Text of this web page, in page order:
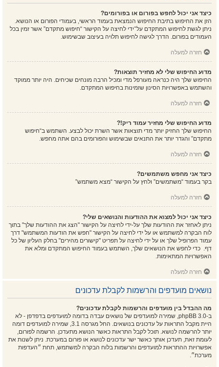
כיצד אני יכול לחפש בפורום או בפורומים?
הזן את החיפוש בתיבת החיפוש הנמצאת בעמוד הראשי, בעמודי הפורום או הנושא.
ניתן לגשת לחיפוש המתקדם על־ידי לחיצה על הקישור “חיפוש מתקדם” אשר זמין בכל
העמודים בפורום. הדרך לגישה לחיפוש תלויה בעיצוב שבשימוש.
חזרה למעלה
מדוע החיפוש שלי לא מחזיר תוצאות?
החיפוש שלך היה כנראה מעורפל מדי ומכיל הרבה מונחים שכיחים. היה יותר ממוקד
והשתמש באפשרויות הסינון שזמינות בחיפוש המתקדם.
חזרה למעלה
מדוע החיפוש שלי מחזיר עמוד ריק!?
החיפוש שלך החזיק יותר מדי תוצאות אשר השרת יכול לבצע. השתמש ב“חיפוש
מתקדם” והגדר יותר את התנאים שבשימוש והפורומים בהם אתה מחפש.
חזרה למעלה
כיצד אני מחפש משתמשים?
בקר בעמוד “משתמשים” ולחץ על הקישור “מצא משתמש”
חזרה למעלה
כיצד אני יכול למצוא את ההודעות והנושאים שלי?
ניתן לאחזר את ההודעות שלך על-ידי לחיצה על הקישור "הצג את ההודעות שלך" בתוך
לוח הבקרה למשתמש או על ידי לחיצה על הקישור "חפש את הודעות המשתמש" דרך
עמוד הפרופיל שלך או על ידי לחיצה על תפריט "קישורים מהירים" בחלק העליון של כל
דף. כדי לחפש את הנושאים שלך, השתמש בעמוד החיפוש המתקדם ומלא את
האפשרויות המתאימות.
חזרה למעלה
נושאים מועדפים והרשמות לקבלת עדכונים
מה ההבדל בין מועדפים והרשמות לקבלת עדכונים?
ב-phpBB 3.0, שמירה למועדפים של נושאים עבדה בדומה למועדפים בדפדפן - לא
היית מקבל התראות על עדכונים בנושאים. החל מגרסה 3.1, שמירה למועדפים דומה
יותר להרשמה לנושא. תוכל לקבל התראות כאשר הנושא מתעדכן. הרשמה לפורום,
לעומת זאת, תעדכן אותך כאשר ישר עדכונים לנושא או פורום במערכת. ניתן לשנות את
אפשרויות ההתראות למועדפים והרשמות בלוח הבקרה למשתמש, תחת ״העדפות
מערכת״.